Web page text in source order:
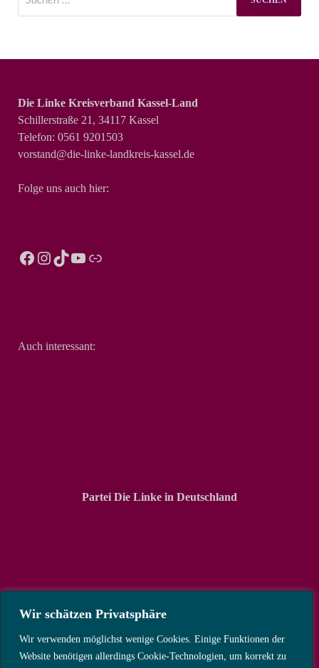
Wir schätzen Privatsphäre
Wir verwenden möglichst wenige Cookies. Einige Funktionen der
Website benötigen allerdings Cookie-Technologien, um korrekt zu
Die Linke Kreisverband Kassel-Land
Schillerstraße 21, 34117 Kassel
Telefon: 0561 9201503
vorstand@die-linke-landkreis-kassel.de
Folge uns auch hier:
Auch interessant:
Partei Die Linke in Deutschland